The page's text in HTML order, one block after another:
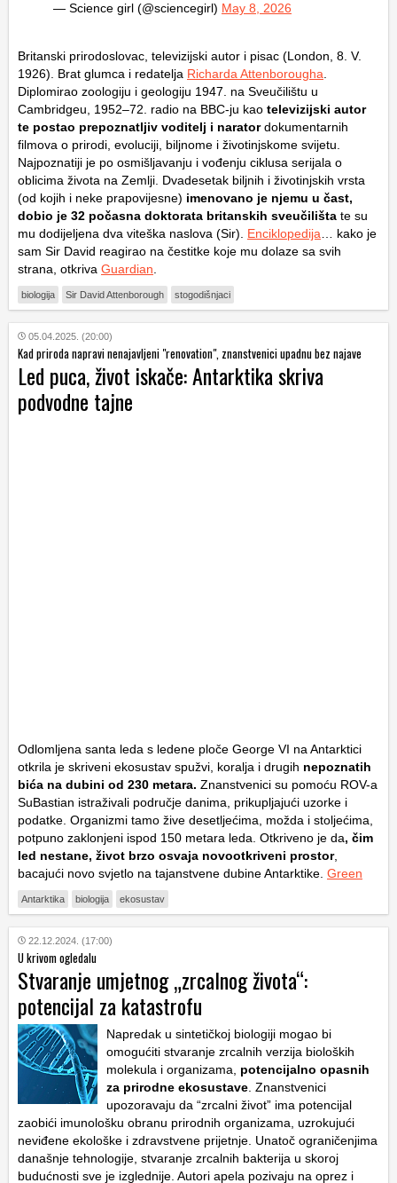
— Science girl (@sciencegirl) May 8, 2026
Britanski prirodoslovac, televizijski autor i pisac (London, 8. V.
1926). Brat glumca i redatelja Richarda Attenborougha
Diplomirao zoologiju i geologiju 1947. na Sveučilištu u
Cambridgeu, 1952–72. radio na BBC-ju kao televizijski autor
te postao prepoznatljiv voditelj i naratordokumentarnih
filmova o prirodi, evoluciji, biljnome i životinjskome svijetu.
Najpoznatiji je po osmišljavanju i vođenju ciklusa serijala o
oblicima života na Zemlji. Dvadesetak biljnih i životinjskih vrsta
(od kojih i neke prapovijesne) imenovano je njemu u čast,
dobio je 32 počasna doktorata britanskih sveučilišta te su
mu dodijeljena dva viteška naslova (Sir). Enciklopedija … kako je
sam Sir David reagirao na čestitke koje mu dolaze sa svih
strana, otkriva Guardian
biologija Sir David Attenborough stogodišnjaci
05.04.2025. (20:00)
Kad priroda napravi nenajavljeni "renovation", znanstvenici upadnu bez najave
Led puca, život iskače: Antarktika skriva
podvodne tajne
Odlomljena santa leda s ledene ploče George VI na Antarktici
otkrila je skriveni ekosustav spužvi, koralja i drugih nepoznatih
bića na dubini od 230 metara. Znanstvenici su pomoću ROV-a
SuBastian istraživali područje danima, prikupljajući uzorke i
podatke. Organizmi tamo žive desetljećima, možda i stoljećima,
potpuno zaklonjeni ispod 150 metara leda. Otkriveno je da, čim
led nestane, život brzo osvaja novootkriveni prostor,
bacajući novo svjetlo na tajanstvene dubine Antarktike. Green
Antarktika biologija ekosustav
22.12.2024. (17:00)
U krivom ogledalu
Stvaranje umjetnog „zrcalnog života“:
potencijal za katastrofu
Napredak u sintetičkoj biologiji mogao bi
omogućiti stvaranje zrcalnih verzija bioloških
molekula i organizama, potencijalno opasnih
za prirodne ekosustave . Znanstvenici
upozoravaju da “zrcalni život” ima potencijal
zaobići imunološku obranu prirodnih organizama, uzrokujući
neviđene ekološke i zdravstvene prijetnje. Unatoč ograničenjima
današnje tehnologije, stvaranje zrcalnih bakterija u skoroj
budućnosti sve je izglednije. Autori apela pozivaju na oprez i